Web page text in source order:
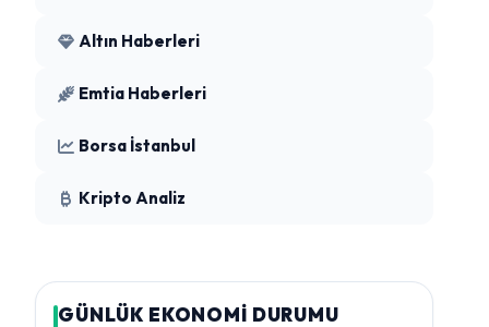
Altın Haberleri
Emtia Haberleri
Borsa İstanbul
Kripto Analiz
GÜNLÜK EKONOMİ DURUMU